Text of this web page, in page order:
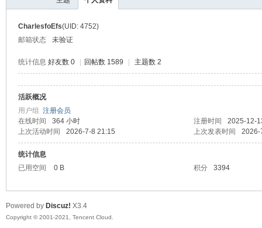
窝
CharlesfoEfs(UID: 4752)
邮箱状态
未验证
统计信息 好友数 0 回帖数 1589 主题数 2
活跃概况
用户组 注册会员
在线时间
364 小时 注册时间
2025-12-
上次活动时间
2026-7-8 21:15 上次发表时间 2026-
统计信息
已用空间
0 B 积分 3394
Powered by Discuz! X3.4
Copyright © 2001-2021, Tencent Cloud.